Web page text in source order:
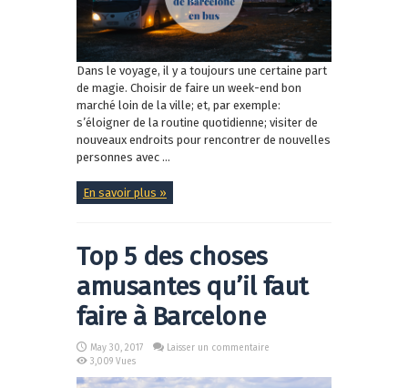
Dans le voyage, il y a toujours une certaine part
de magie. Choisir de faire un week-end bon
marché loin de la ville; et, par exemple:
s’éloigner de la routine quotidienne; visiter de
nouveaux endroits pour rencontrer de nouvelles
personnes avec ...
En savoir plus »
Top 5 des choses
amusantes qu’il faut
faire à Barcelone
May 30, 2017
Laisser un commentaire
3,009 Vues